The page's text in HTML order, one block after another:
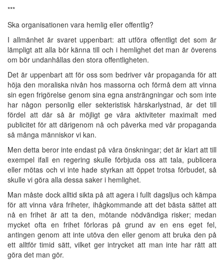
***
Ska organisationen vara hemlig eller offentlig?
I allmänhet är svaret uppenbart: att utföra offentligt det som är
lämpligt att alla bör känna till och i hemlighet det man är överens
om bör undanhållas den stora offentligheten.
Det är uppenbart att för oss som bedriver vår propaganda för att
höja den moraliska nivån hos massorna och förmå dem att vinna
sin egen frigörelse genom sina egna ansträngningar och som inte
har någon personlig eller sekteristisk härskarlystnad, är det till
fördel att där så är möjligt ge våra aktiviteter maximalt med
publicitet för att därigenom nå och påverka med vår propaganda
så många människor vi kan.
Men detta beror inte endast på våra önskningar; det är klart att till
exempel ifall en regering skulle förbjuda oss att tala, publicera
eller mötas och vi inte hade styrkan att öppet trotsa förbudet, så
skulle vi göra alla dessa saker i hemlighet.
Man måste dock alltid sikta på att agera i fullt dagsljus och kämpa
för att vinna våra friheter, ihågkommande att det bästa sättet att
nå en frihet är att ta den, mötande nödvändiga risker; medan
mycket ofta en frihet förloras på grund av en ens eget fel,
antingen genom att inte utöva den eller genom att bruka den på
ett alltför timid sätt, vilket ger intrycket att man inte har rätt att
göra det man gör.